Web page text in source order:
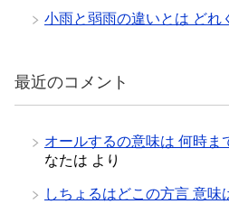
小雨と弱雨の違いとは どれ
最近のコメント
オールするの意味は 何時ま
なたは より
しちょるはどこの方言 意味